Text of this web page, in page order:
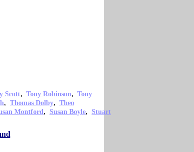
Scott, Tony Robinson, Tony
, Thomas Dolby, Theo
Montford, Susan Boyle, Stuart